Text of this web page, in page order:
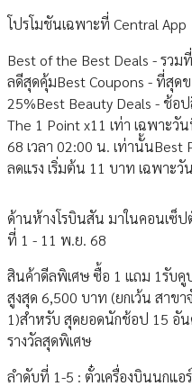
โปรโมชันเฉพาะที่ Central App
Best of the Best Deals - รว
ลดีสุดคุ้มBest Coupons - ที่สุด
25%Best Beauty Deals - ช้
The 1 Point x11 เท่า เฉพาะวั
68 เวลา 02:00 น. เท่านั้นBest
ลดแรง เริ่มต้น 11 บาท เฉพาะ
ด้านห้างโรบินสัน มาในคอนเซ็ป
ที่ 1 - 11 พ.ย. 68
สินค้าดีลพิเศษ ซื้อ 1 แถม 1รับคู
สูงสุด 6,500 บาท (ยกเว้น สาข
1)สำหรับ สุดยอดนักช้อป 15 อัน
รางวัลสุดพิเศษ
ลำดับที่ 1-5 : ตั๋วเครื่องบินนกแอ